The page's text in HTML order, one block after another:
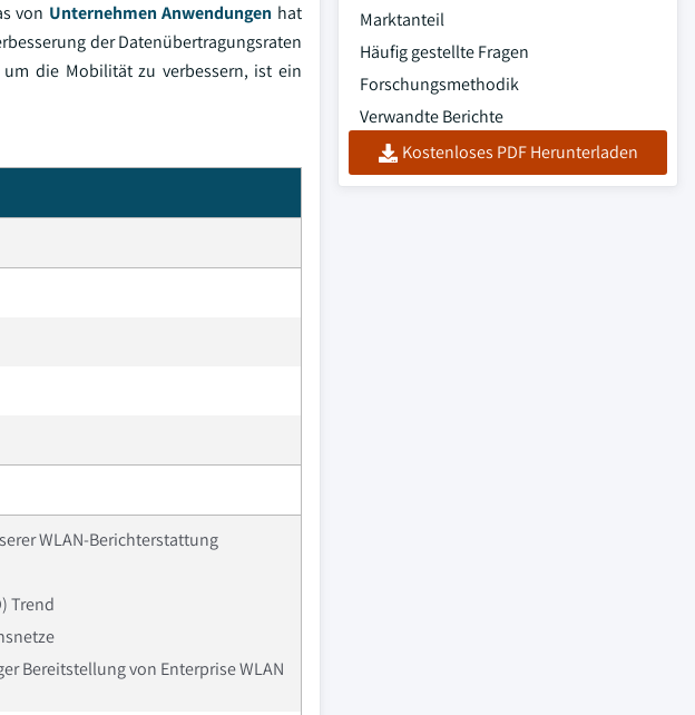
von Unternehmen Anwendungen hat
der Datenübertragungsraten
die Mobilität zu verbessern, ist ein
WLAN-Berichterstattung
Trend
Bereitstellung von Enterprise WLAN
Marktanteil
Häufig gestellte Fragen
Forschungsmethodik
Verwandte Berichte
Kostenloses PDF Herunterladen